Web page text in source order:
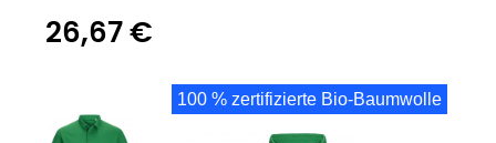
26,67 €
100 % zertifizierte Bio-Baumwolle